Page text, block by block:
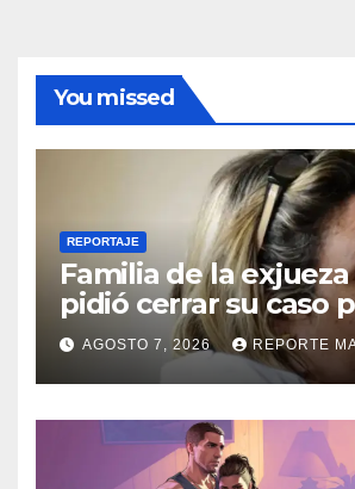
You missed
REPORTAJE
Familia de la
pidió cerrar su caso
enfermedad
AGOSTO 7, 2026 REPORTE